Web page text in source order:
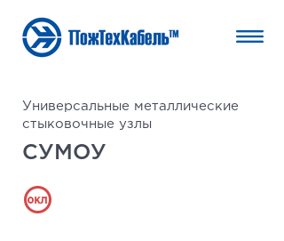
Универсальные металлические
стыковочные узлы
СУМОУ